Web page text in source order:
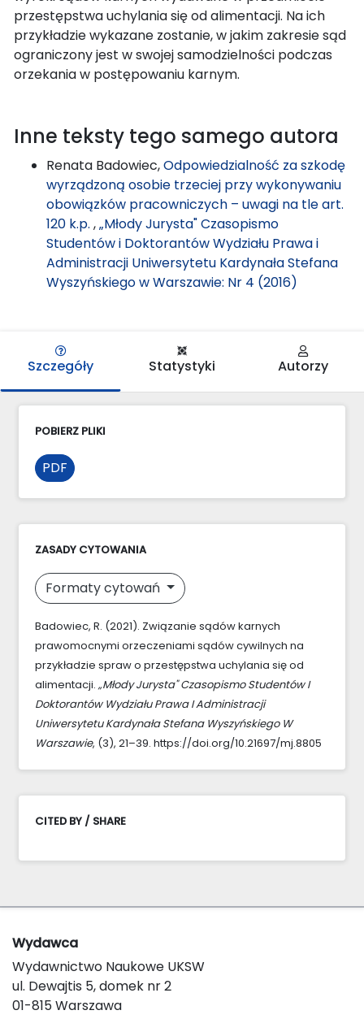
przestępstwa uchylania się od alimentacji. Na ich
przykładzie wykazane zostanie, w jakim zakresie sąd
ograniczony jest w swojej samodzielności podczas
orzekania w postępowaniu karnym.
Inne teksty tego samego autora
Renata Badowiec,Odpowiedzialność za szkodę
wyrządzoną osobie trzeciej przy wykonywaniu
obowiązków pracowniczych – uwagi na tle art.
120 k.p. ,„Młody Jurysta" Czasopismo
Studentów i Doktorantów Wydziału Prawa i
Administracji Uniwersytetu Kardynała Stefana
Wyszyńskiego w Warszawie: Nr 4 (2016)
Szczegóły Statystyki Autorzy
POBIERZ PLIKI
PDF
ZASADY CYTOWANIA
Formaty cytowań
Badowiec, R. (2021). Związanie sądów karnych
prawomocnymi orzeczeniami sądów cywilnych na
przykładzie spraw o przestępstwa uchylania się od
alimentacji. „Młody Jurysta" Czasopismo Studentów I
Doktorantów Wydziału Prawa I Administracji
Uniwersytetu Kardynała Stefana Wyszyńskiego W
Warszawie, (3), 21–39. https://doi.org/10.21697/mj.8805
CITED BY / SHARE
Wydawca
Wydawnictwo Naukowe UKSW
ul. Dewajtis 5, domek nr 2
01-815 Warszawa